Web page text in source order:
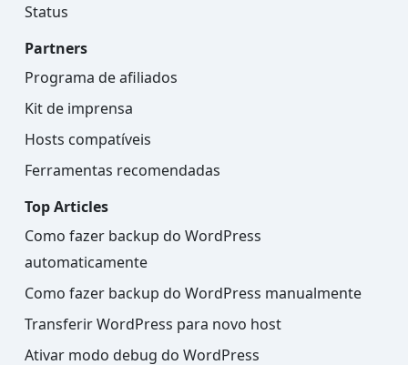
Status
Partners
Programa de afiliados
Kit de imprensa
Hosts compatíveis
Ferramentas recomendadas
Top Articles
Como fazer backup do WordPress
automaticamente
Como fazer backup do WordPress manualmente
Transferir WordPress para novo host
Ativar modo debug do WordPress